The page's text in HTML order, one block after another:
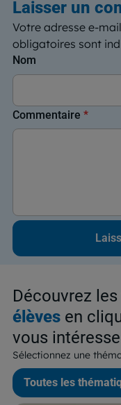
Laisser un
Votre adresse e-
obligatoires sont
Nom
Commentaire *
Découvrez les
élèves en
vous
Sélectionnez une